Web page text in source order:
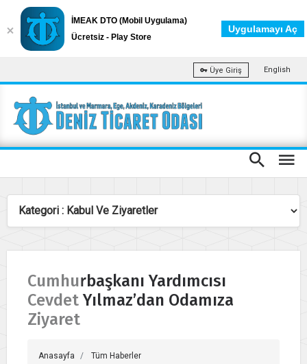
Üye Giriş English
Cumhurbaşkanı Yardımcısı
Cevdet Yılmaz’dan Odamıza
Ziyaret
Anasayfa Tüm Haberler
İMEAK DTO (Mobil Uygulama)
Ücretsiz - Play Store
Uygulamayı Aç